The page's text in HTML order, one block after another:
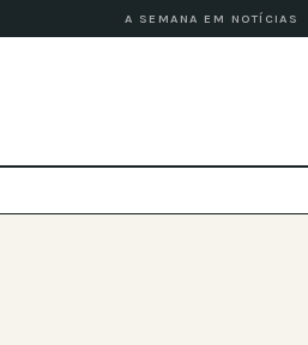
A SEMANA EM NOTÍCIAS